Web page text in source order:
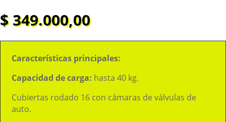
$349.000,00
Características principales:
Capacidad de carga: hasta 40 kg.
Cubiertas rodado 16 con cámaras de válvulas de
auto.